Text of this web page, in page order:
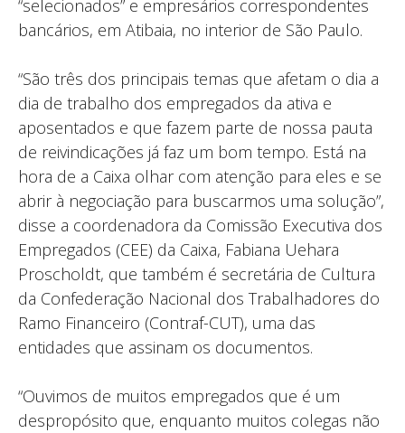
“selecionados” e empresários correspondentes
bancários, em Atibaia, no interior de São Paulo.
“São três dos principais temas que afetam o dia a
dia de trabalho dos empregados da ativa e
aposentados e que fazem parte de nossa pauta
de reivindicações já faz um bom tempo. Está na
hora de a Caixa olhar com atenção para eles e se
abrir à negociação para buscarmos uma solução”,
disse a coordenadora da Comissão Executiva dos
Empregados (CEE) da Caixa, Fabiana Uehara
Proscholdt, que também é secretária de Cultura
da Confederação Nacional dos Trabalhadores do
Ramo Financeiro (Contraf-CUT), uma das
entidades que assinam os documentos.
“Ouvimos de muitos empregados que é um
despropósito que, enquanto muitos colegas não